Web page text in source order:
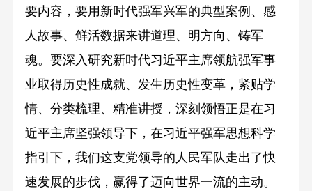
要内容，要用新时代强军兴军的典型案例、感
人故事、鲜活数据来讲道理、明方向、铸军
魂。要深入研究新时代习近平主席领航强军事
业取得历史性成就、发生历史性变革，紧贴学
情、分类梳理、精准讲授，深刻领悟正是在习
近平主席坚强领导下，在习近平强军思想科学
指引下，我们这支党领导的人民军队走出了快
速发展的步伐，赢得了迈向世界一流的主动。